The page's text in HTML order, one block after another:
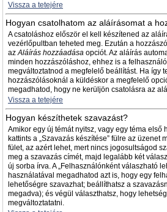
Vissza a tetejére
Hogyan csatolhatom az aláírásomat a
A csatoláshoz először el kell készítened az
vezérlőpultban teheted meg. Ezután a
azAláírás hozzáadása opciót. Az aláírás
minden hozzászóláshoz, ehhez is a
megváltoztatnod a megfelelő beállítást. Ha így
hozzászólásoknál a küldéskor a megfelelő
megadhatod, hogy ne kerüljön csatolásra az
Vissza a tetejére
Hogyan készíthetek szavazást?
Amikor egy új témát nyitsz, vagy egy téma első
kattints a „Szavazás készítése” fülre az üzenet
fület, az azért lehet, mert nincs jogosultságod
meg a szavazás címét, majd legalább két
új sorba írva. A „Felhasználónként válaszható
használatával megadhatod azt is, hogy egy
lehetőségre szavazhat; beállíthatsz a
megadva); és végül választhatsz, hogy
megváltoztatatni.